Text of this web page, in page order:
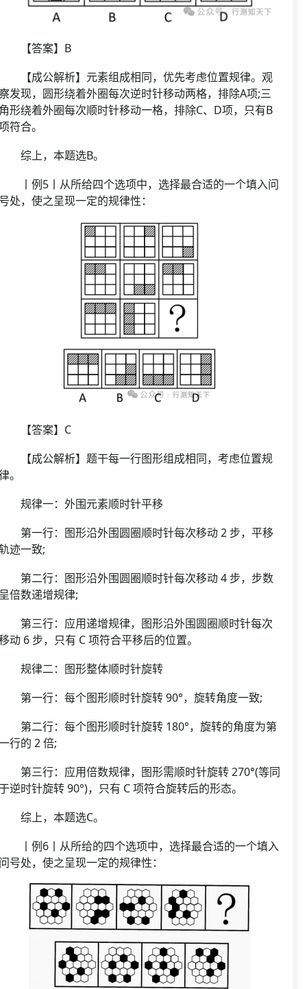
答案】B
成公解析】元素组成相同，优先考虑位置规律。观
发现，圆形绕着外圈每次逆时针移动两格，排除A项;三
形绕着外圈每次顺时针移动一格，排除C、D项，只有B
符合。
上，本题选B。
例5丨从所给四个选项中，选择最合适的一个填入问
处，使之呈现一定的规律性：
答案】C
成公解析】题干每一行图形组成相同，考虑位置规
。
律一：外围元素顺时针平移
一行：图形沿外围圆圈顺时针每次移动 2 步，平移
迹一致;
二行：图形沿外围圆圈顺时针每次移动 4 步，步数
倍数递增规律;
三行：应用递增规律，图形沿外围圆圈顺时针每次
动 6 步，只有 C 项符合平移后的位置。
律二：图形整体顺时针旋转
一行：每个图形顺时针旋转 90°，旋转角度一致;
二行：每个图形顺时针旋转 180°，旋转的角度为第
行的 2 倍;
三行：应用倍数规律，图形需顺时针旋转 270°(等同
逆时针旋转 90°)，只有 C 项符合旋转后的形态。
上，本题选C。
例6丨从所给的四个选项中，选择最合适的一个填入
号处，使之呈现一定的规律性：